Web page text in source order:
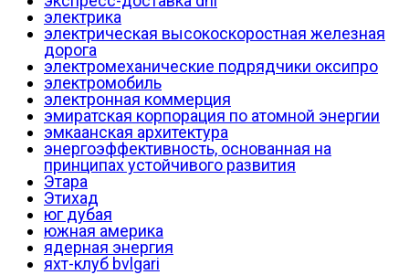
электрика
электрическая высокоскоростная железная
дорога
электромеханические подрядчики оксипро
электромобиль
электронная коммерция
эмиратская корпорация по атомной энергии
эмкаанская архитектура
энергоэффективность, основанная на
принципах устойчивого развития
Этара
Этихад
юг дубая
южная америка
ядерная энергия
яхт-клуб bvlgari